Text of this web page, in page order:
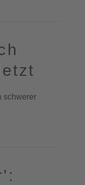
schwerer